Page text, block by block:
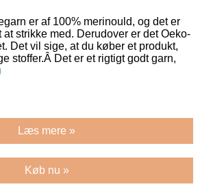
er af 100% merinould, og det er
strikke med. Derudover er det Oeko-
Det vil sige, at du køber et produkt,
stoffer.Â Det er et rigtigt godt garn,
Læs mere »
Køb nu »